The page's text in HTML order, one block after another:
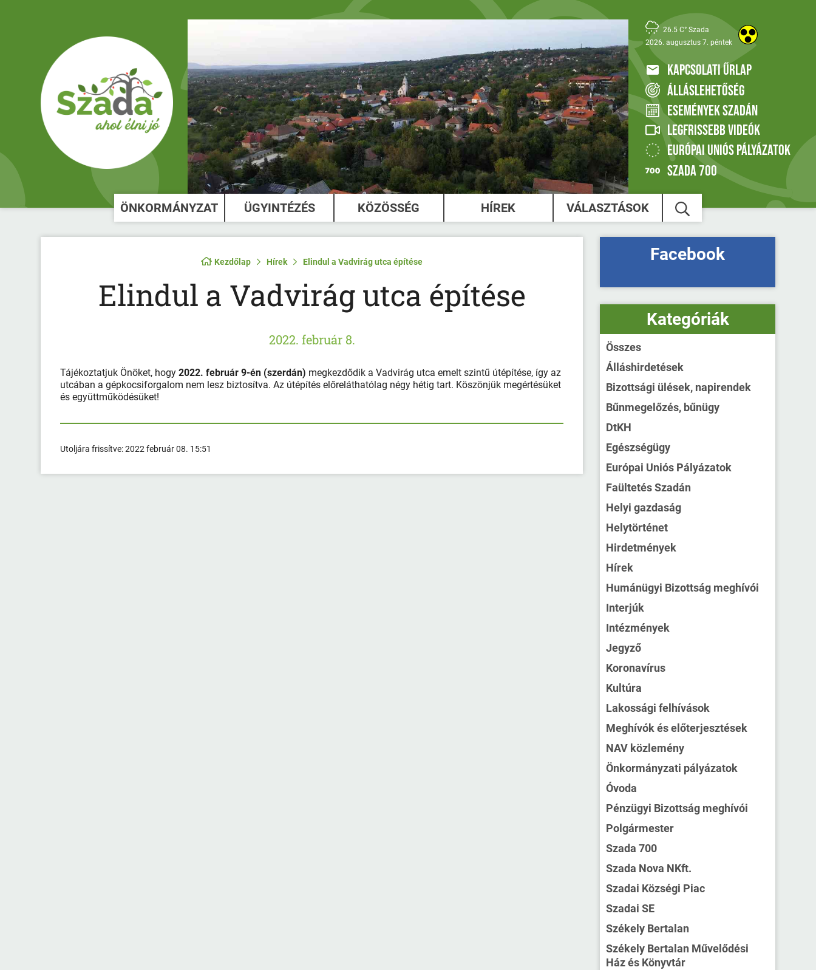
26.5 C° Szada
2026. augusztus 7. péntek
KAPCSOLATI ŰRLAP
ÁLLÁSLEHETŐSÉG
ESEMÉNYEK SZADÁN
LEGFRISSEBB VIDEÓK
EURÓPAI UNIÓS PÁLYÁZATOK
SZADA 700
ÖNKORMÁNYZAT ÜGYINTÉZÉS KÖZÖSSÉG HÍREK VÁLASZTÁSOK
Kezdőlap Hírek Elindul a Vadvirág utca építése
Elindul a Vadvirág utca építése
2022. február 8.
Tájékoztatjuk Önöket, hogy2022. február 9-én (szerdán) megkezdődik a Vadvirág utca emelt szintű útépítése, így az
utcában a gépkocsiforgalom nem lesz biztosítva. Az útépítés előreláthatólag négy hétig tart. Köszönjük megértésüket
és együttműködésüket!
Utoljára frissítve:2022 február 08. 15:51
Facebook
Kategóriák
Összes
Álláshirdetések
Bizottsági ülések, napirendek
Bűnmegelőzés, bűnügy
DtKH
Egészségügy
Európai Uniós Pályázatok
Faültetés Szadán
Helyi gazdaság
Helytörténet
Hirdetmények
Hírek
Humánügyi Bizottság meghívói
Interjúk
Intézmények
Jegyző
Koronavírus
Kultúra
Lakossági felhívások
Meghívók és előterjesztések
NAV közlemény
Önkormányzati pályázatok
Óvoda
Pénzügyi Bizottság meghívói
Polgármester
Szada 700
Szada Nova NKft.
Szadai Községi Piac
Szadai SE
Székely Bertalan
Székely Bertalan Művelődési
Ház és Könyvtár